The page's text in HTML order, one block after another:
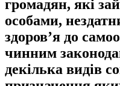
громадян, які
особами,
здоров’я до
чинним
декілька видів